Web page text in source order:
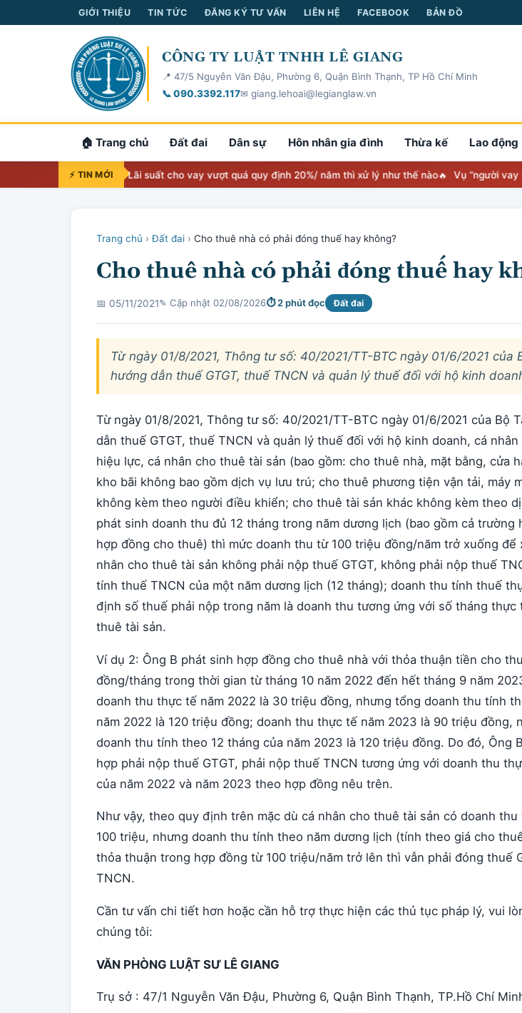
GIỚI THIỆU TIN TỨC ĐĂNG KÝ TƯ VẤN LIÊN HỆ FACEBOOK BẢN ĐỒ
CÔNG TY LUẬT TNHH LÊ GIANG
📍 47/5 Nguyễn Văn Đậu, Phường 6, Quận Bình Thạnh, TP Hồ Chí Minh
📞 090.3392.117✉ giang.lehoai@legianglaw.vn
🏠 Trang chủ Đất đai Dân sự Hôn nhân gia đình Thừa kế Lao động
⚡ TIN MỚI
quyền 2026 Lãi suất cho vay vượt quá quy định 20%/ năm thì xử lý như thế nào Vụ “người vay thoát
Trang chủ ›Đất đai › Cho thuê nhà có phải đóng thuế hay không?
Cho thuê nhà có phải đóng thuế hay
📅 05/11/2021✎ Cập nhật 02/08/2026⏱ 2 phút đọc Đất đai
Từ ngày 01/8/2021, Thông tư số: 40/2021/TT-BTC ngày 01/6/2021 của
hướng dẫn thuế GTGT, thuế TNCN và quản lý thuế đối với hộ kinh
Từ ngày 01/8/2021, Thông tư số: 40/2021/TT-BTC ngày 01/6/2021 của Bộ
dẫn thuế GTGT, thuế TNCN và quản lý thuế đối với hộ kinh doanh, cá
hiệu lực, cá nhân cho thuê tài sản (bao gồm: cho thuê nhà, mặt bằng, cửa
kho bãi không bao gồm dịch vụ lưu trú; cho thuê phương tiện vận tải, máy
không kèm theo người điều khiển; cho thuê tài sản khác không kèm theo
phát sinh doanh thu đủ 12 tháng trong năm dương lịch (bao gồm cả trường
hợp đồng cho thuê) thì mức doanh thu từ 100 triệu đồng/năm trở xuống để
nhân cho thuê tài sản không phải nộp thuế GTGT, không phải nộp thuế
tính thuế TNCN của một năm dương lịch (12 tháng); doanh thu tính thuế
định số thuế phải nộp trong năm là doanh thu tương ứng với số tháng thực
thuê tài sản.
Ví dụ 2: Ông B phát sinh hợp đồng cho thuê nhà với thỏa thuận tiền cho
đồng/tháng trong thời gian từ tháng 10 năm 2022 đến hết tháng 9 năm
doanh thu thực tế năm 2022 là 30 triệu đồng, nhưng tổng doanh thu tính
năm 2022 là 120 triệu đồng; doanh thu thực tế năm 2023 là 90 triệu đồng,
doanh thu tính theo 12 tháng của năm 2023 là 120 triệu đồng. Do đó, Ông
hợp phải nộp thuế GTGT, phải nộp thuế TNCN tương ứng với doanh thu
của năm 2022 và năm 2023 theo hợp đồng nêu trên.
Như vậy, theo quy định trên mặc dù cá nhân cho thuê tài sản có doanh
100 triệu, nhưng doanh thu tính theo năm dương lịch (tính theo giá cho
thỏa thuận trong hợp đồng từ 100 triệu/năm trở lên thì vẫn phải đóng thuế
TNCN.
Cần tư vấn chi tiết hơn hoặc cần hỗ trợ thực hiện các thủ tục pháp lý, vui
chúng tôi:
VĂN PHÒNG LUẬT SƯ LÊ GIANG
Trụ sở : 47/1 Nguyễn Văn Đậu, Phường 6, Quận Bình Thạnh, TP.Hồ Chí